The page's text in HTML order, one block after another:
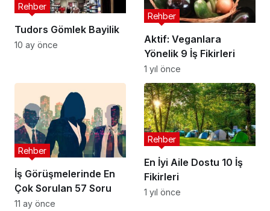
Tudors Gömlek Bayilik
Rehber
10 ay önce
Aktif: Veganlara
Yönelik 9 İş Fikirleri
Rehber
1 yıl önce
İş Görüşmelerinde En
Çok Sorulan 57 Soru
Rehber
11 ay önce
En İyi Aile Dostu 10 İş
Fikirleri
Rehber
1 yıl önce